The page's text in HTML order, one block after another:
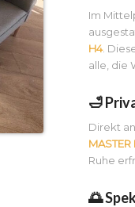
Im
H4.
alle, die
🛁
Direkt
MASTER
Ruhe
🌅